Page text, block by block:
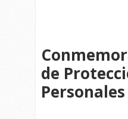
de
Personales